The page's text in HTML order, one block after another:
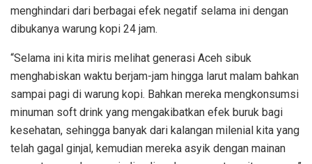
menghindari dari berbagai efek negatif selama ini dengan
dibukanya warung kopi 24 jam.
“Selama ini kita miris melihat generasi Aceh sibuk
menghabiskan waktu berjam-jam hingga larut malam bahkan
sampai pagi di warung kopi. Bahkan mereka mengkonsumsi
minuman soft drink yang mengakibatkan efek buruk bagi
kesehatan, sehingga banyak dari kalangan milenial kita yang
telah gagal ginjal, kemudian mereka asyik dengan mainan